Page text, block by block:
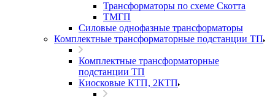
Трансформаторы по схеме Скотта
ТМГП
Силовые однофазные трансформаторы
Комплектные трансформаторные подстанции ТП
Комплектные трансформаторные
подстанции ТП
Киосковые КТП, 2КТП